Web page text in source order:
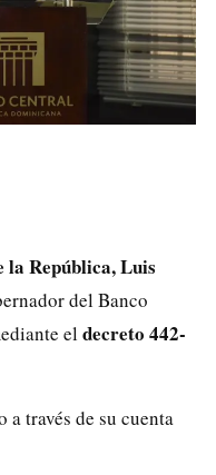
la República, Luis
del Banco
el decreto 442-
través de su cuenta